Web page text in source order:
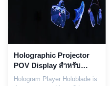
Holographic Projector
POV Display สำหรับ
โฆษณาในอาคารที่มีมุม
Hologram Player Holoblade is